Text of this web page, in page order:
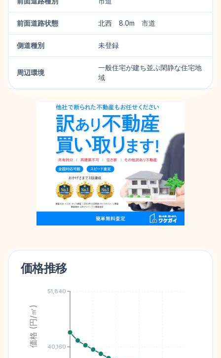
前面道路状態 北西 8.0m 市道
側道種別 未登録
周辺環境
一般住宅が建ち並ぶ閑静な住宅地
域
価格推移
40,160
51,840
価格 (円/㎡)